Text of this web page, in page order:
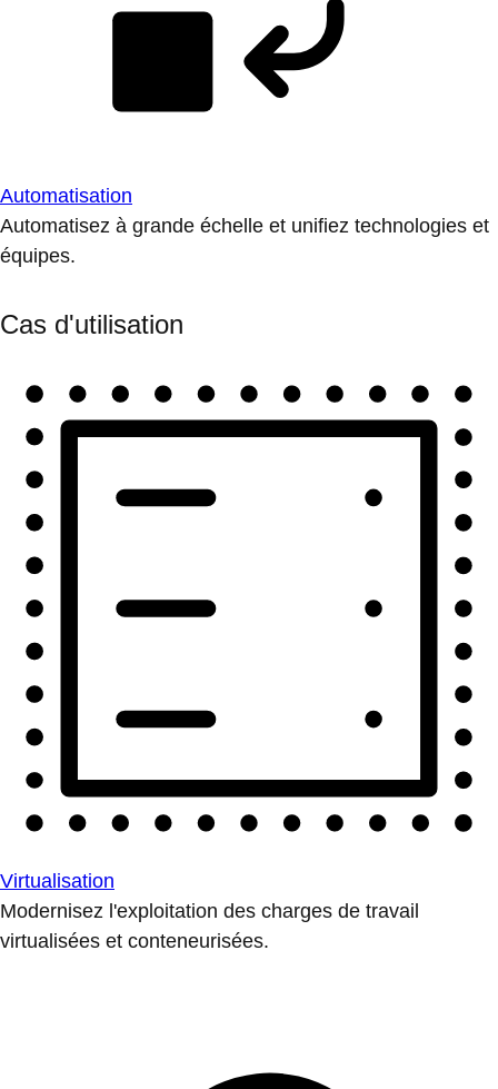
Automatisation
Automatisez à grande échelle et unifiez technologies et
équipes.
Cas d'utilisation
Virtualisation
Modernisez l'exploitation des charges de travail
virtualisées et conteneurisées.